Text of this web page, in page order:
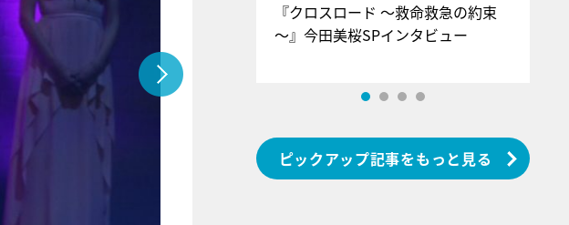
『アイ＝ラブ！げーみんぐ』＝LOV
E齋藤樹愛羅＆佐々木舞香SPインタ
ビュー
『クロスロード ～救命救急の約束
～』今田美桜SPインタビュー
ピックアップ記事をもっと見る